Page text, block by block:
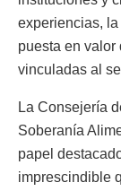
experiencias,
puesta en
vinculadas al
La Consejería
Soberanía
papel
imprescindible